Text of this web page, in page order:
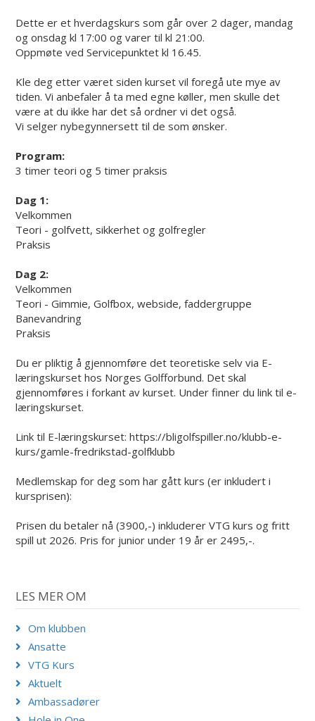
Dette er et hverdagskurs som går over 2 dager, mandag
og onsdag kl 17:00 og varer til kl 21:00.
Oppmøte ved Servicepunktet kl 16.45.
Kle deg etter været siden kurset vil foregå ute mye av
tiden. Vi anbefaler å ta med egne køller, men skulle det
være at du ikke har det så ordner vi det også.
Vi selger nybegynnersett til de som ønsker.
Program:
3 timer teori og 5 timer praksis
Dag 1:
Velkommen
Teori - golfvett, sikkerhet og golfregler
Praksis
Dag 2:
Velkommen
Teori - Gimmie, Golfbox, webside, faddergruppe
Banevandring
Praksis
Du er pliktig å gjennomføre det teoretiske selv via E-
læringskurset hos Norges Golfforbund. Det skal
gjennomføres i forkant av kurset. Under finner du link til e-
læringskurset.
Link til E-læringskurset: https://bligolfspiller.no/klubb-e-
kurs/gamle-fredrikstad-golfklubb
Medlemskap for deg som har gått kurs (er inkludert i
kursprisen):
Prisen du betaler nå (3900,-) inkluderer VTG kurs og fritt
spill ut 2026. Pris for junior under 19 år er 2495,-.
LES MER OM
Om klubben
Ansatte
VTG Kurs
Aktuelt
Ambassadører